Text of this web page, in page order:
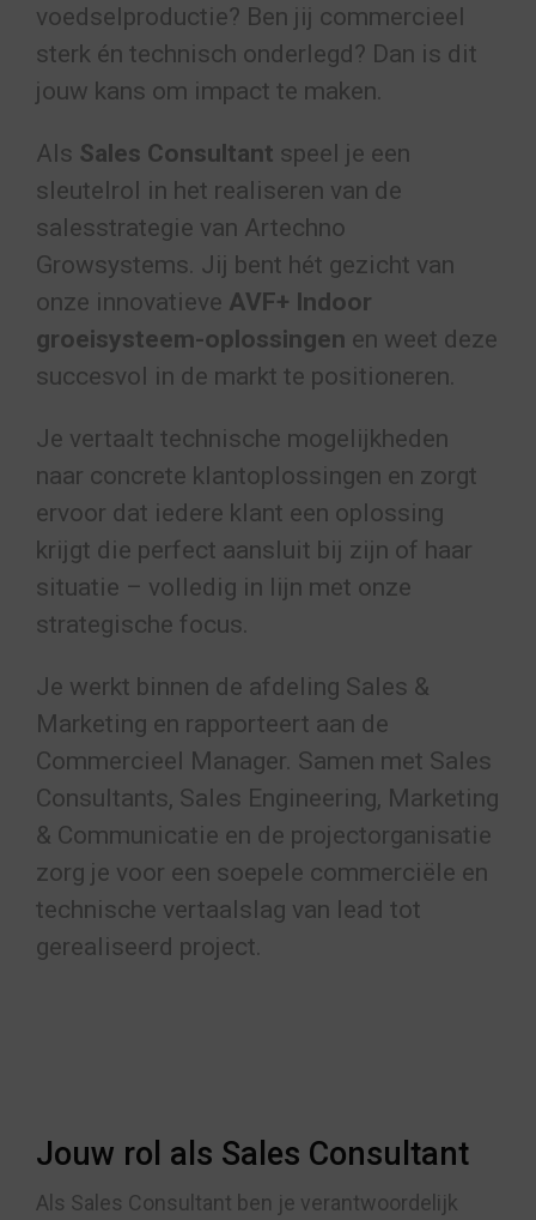
voedselproductie? Ben jij commercieel
sterk én technisch onderlegd? Dan is dit
jouw kans om impact te maken.
Als Sales Consultant speel je een
sleutelrol in het realiseren van de
salesstrategie van Artechno
Growsystems. Jij bent hét gezicht van
onze innovatieve AVF+ Indoor
groeisysteem-oplossingen en weet deze
succesvol in de markt te positioneren.
Je vertaalt technische mogelijkheden
naar concrete klantoplossingen en zorgt
ervoor dat iedere klant een oplossing
krijgt die perfect aansluit bij zijn of haar
situatie – volledig in lijn met onze
strategische focus.
Je werkt binnen de afdeling Sales &
Marketing en rapporteert aan de
Commercieel Manager. Samen met Sales
Consultants, Sales Engineering, Marketing
& Communicatie en de projectorganisatie
zorg je voor een soepele commerciële en
technische vertaalslag van lead tot
gerealiseerd project.
Jouw rol als Sales Consultant
Als Sales Consultant ben je verantwoordelijk